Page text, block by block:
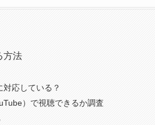
方法
応している？
）で視聴できるか調査